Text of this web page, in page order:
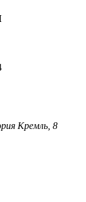
Кремль, 8